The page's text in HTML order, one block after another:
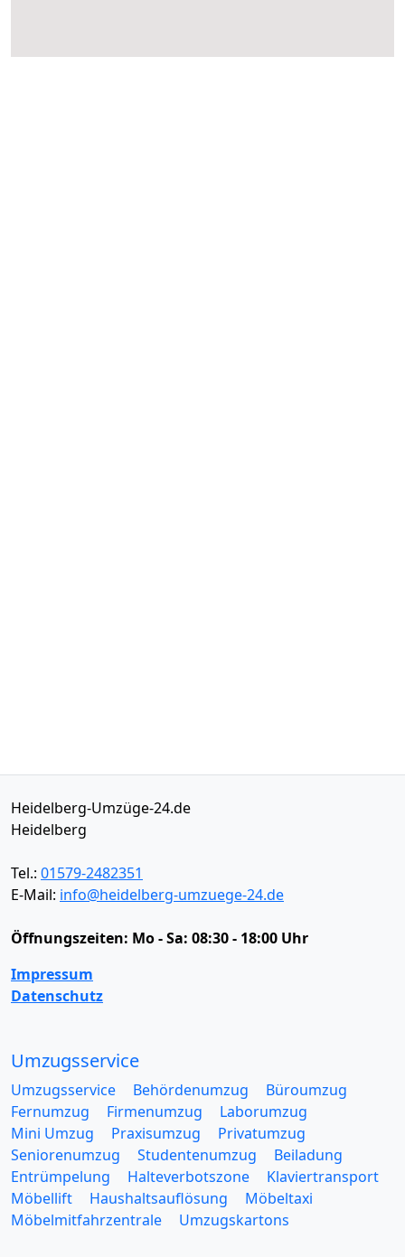
Heidelberg-Umzüge-24.de
Heidelberg
Tel.: 01579-2482351
E-Mail: info@heidelberg-umzuege-24.de
Öffnungszeiten: Mo - Sa: 08:30 - 18:00 Uhr
Impressum
Datenschutz
Umzugsservice
Umzugsservice Behördenumzug
Büroumzug
Fernumzug
Firmenumzug
Laborumzug
Mini Umzug
Praxisumzug
Privatumzug
Seniorenumzug
Studentenumzug
Beiladung
Entrümpelung
Halteverbotszone
Klaviertransport
Möbellift
Haushaltsauflösung
Möbeltaxi
Möbelmitfahrzentrale
Umzugskartons